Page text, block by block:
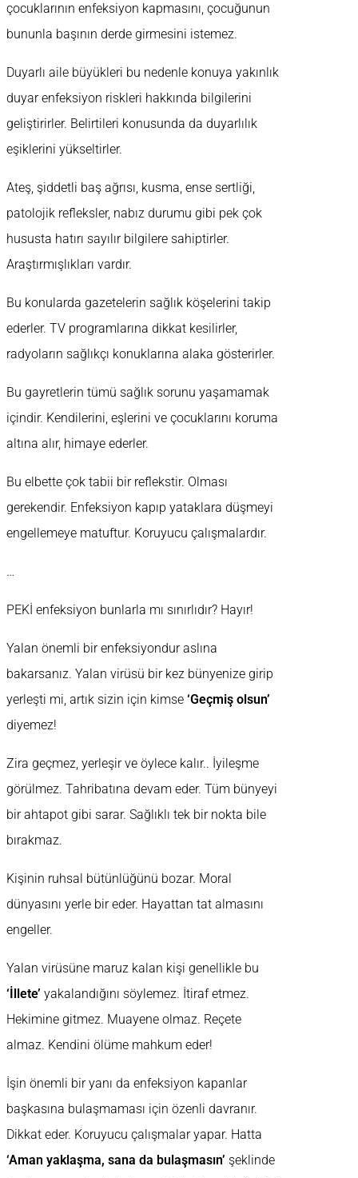
çocuklarının enfeksiyon kapmasını, çocuğunun
bununla başının derde girmesini istemez.
Duyarlı aile büyükleri bu nedenle konuya yakınlık
duyar enfeksiyon riskleri hakkında bilgilerini
geliştirirler. Belirtileri konusunda da duyarlılık
eşiklerini yükseltirler.
Ateş, şiddetli baş ağrısı, kusma, ense sertliği,
patolojik refleksler, nabız durumu gibi pek çok
hususta hatırı sayılır bilgilere sahiptirler.
Araştırmışlıkları vardır.
Bu konularda gazetelerin sağlık köşelerini takip
ederler. TV programlarına dikkat kesilirler,
radyoların sağlıkçı konuklarına alaka gösterirler.
Bu gayretlerin tümü sağlık sorunu yaşamamak
içindir. Kendilerini, eşlerini ve çocuklarını koruma
altına alır, himaye ederler.
Bu elbette çok tabii bir reflekstir. Olması
gerekendir. Enfeksiyon kapıp yataklara düşmeyi
engellemeye matuftur. Koruyucu çalışmalardır.
…
PEKİ enfeksiyon bunlarla mı sınırlıdır? Hayır!
Yalan önemli bir enfeksiyondur aslına
bakarsanız. Yalan virüsü bir kez bünyenize girip
yerleşti mi, artık sizin için kimse ‘Geçmiş olsun’
diyemez!
Zira geçmez, yerleşir ve öylece kalır.. İyileşme
görülmez. Tahribatına devam eder. Tüm bünyeyi
bir ahtapot gibi sarar. Sağlıklı tek bir nokta bile
bırakmaz.
Kişinin ruhsal bütünlüğünü bozar. Moral
dünyasını yerle bir eder. Hayattan tat almasını
engeller.
Yalan virüsüne maruz kalan kişi genellikle bu
‘İllete’ yakalandığını söylemez. İtiraf etmez.
Hekimine gitmez. Muayene olmaz. Reçete
almaz. Kendini ölüme mahkum eder!
İşin önemli bir yanı da enfeksiyon kapanlar
başkasına bulaşmaması için özenli davranır.
Dikkat eder. Koruyucu çalışmalar yapar. Hatta
‘Aman yaklaşma, sana da bulaşmasın’ şeklinde